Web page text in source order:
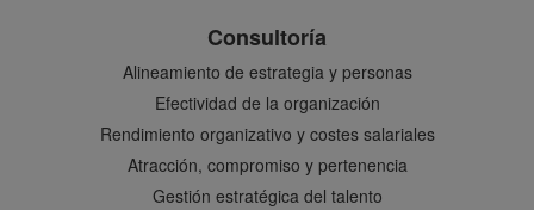
Consultoría
Alineamiento de estrategia y personas
Efectividad de la organización
Rendimiento organizativo y costes salariales
Atracción, compromiso y pertenencia
Gestión estratégica del talento